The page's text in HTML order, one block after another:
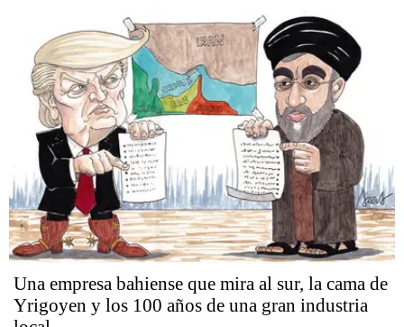
Una empresa bahiense que mira al sur, la cama de
Yrigoyen y los 100 años de una gran industria